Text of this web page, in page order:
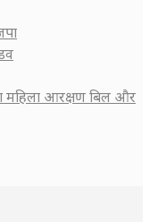
महिला आरक्षण बिल और